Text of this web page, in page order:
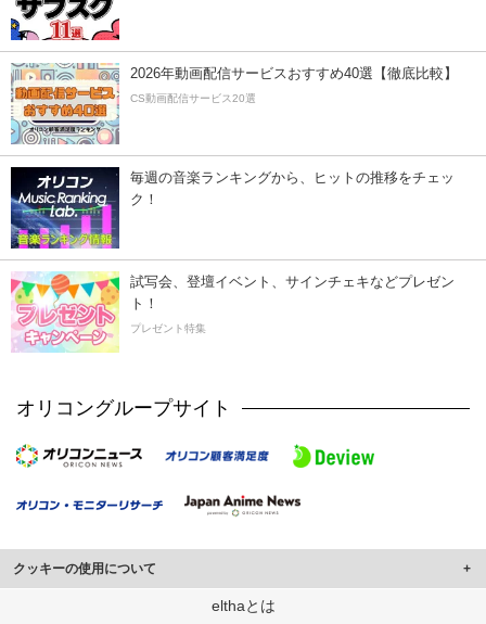
2026年動画配信サービスおすすめ40選【徹底比較】
CS動画配信サービス20選
毎週の音楽ランキングから、ヒットの推移をチェッ
ク！
試写会、登壇イベント、サインチェキなどプレゼン
ト！
プレゼント特集
オリコングループサイト
クッキーの使用について
このサイトでは Cookie を使用して、ユーザーに合わせたコンテンツや広告の
elthaとは